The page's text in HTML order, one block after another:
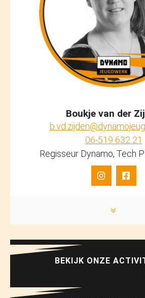
Boukje van der
06-519 632 21
Regisseur Dynamo, Tech
»
BEKIJK ONZE